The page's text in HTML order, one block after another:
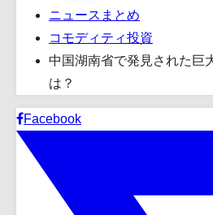
ニュースまとめ
コモディティ投資
中国湖南省で発見された巨
は？
Facebook